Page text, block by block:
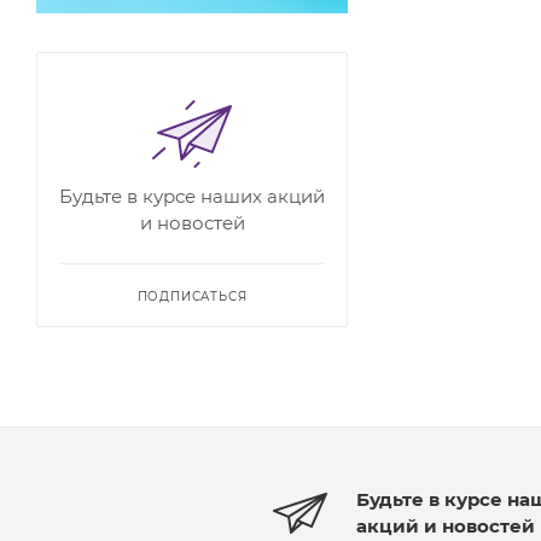
Будьте в курсе наших акций
и новостей
ПОДПИСАТЬСЯ
Будьте в курсе
акций и новостей